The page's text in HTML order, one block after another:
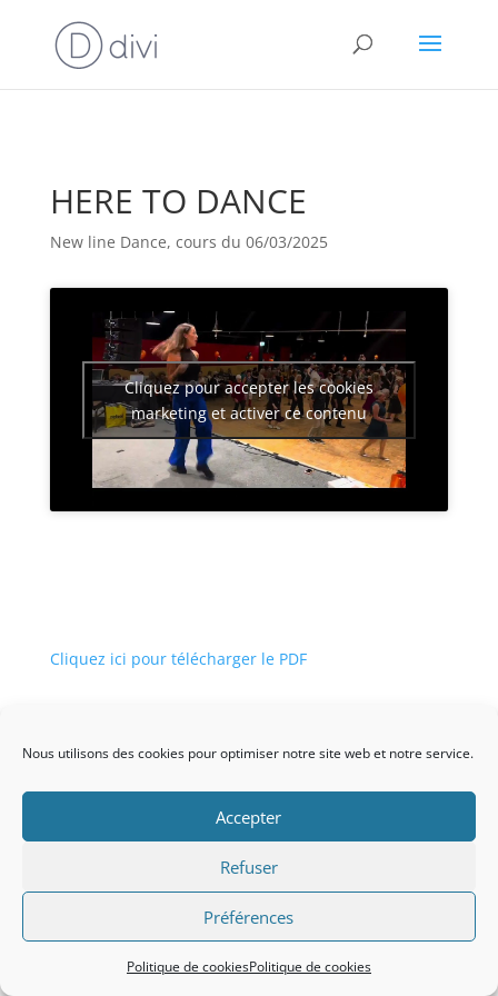
Nous utilisons des cookies pour optimiser notre site web et notre service.
Accepter
Refuser
Préférences
Politique de cookiesPolitique de cookies
HERE TO DANCE
New line Dance, cours du 06/03/2025
Cliquez pour accepter les cookies
marketing et activer ce contenu
Cliquez ici pour télécharger le PDF
Association loi 1901 Siège social : Mairie d'Andeville
L'association adhère au contrat d'engagement